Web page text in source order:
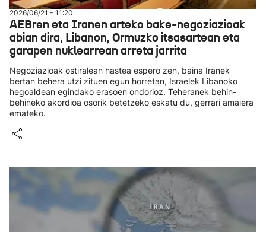
2026/06/21 - 11:20
AEBren eta Iranen arteko bake-negoziazioak
abian dira, Libanon, Ormuzko itsasartean eta
garapen nuklearrean arreta jarrita
Negoziazioak ostiralean hastea espero zen, baina Iranek
bertan behera utzi zituen egun horretan, Israelek Libanoko
hegoaldean egindako erasoen ondorioz. Teheranek behin-
behineko akordioa osorik betetzeko eskatu du, gerrari amaiera
emateko.